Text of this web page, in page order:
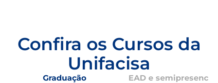
Confira os Cursos da
Unifacisa
Graduação EAD e semipresencial